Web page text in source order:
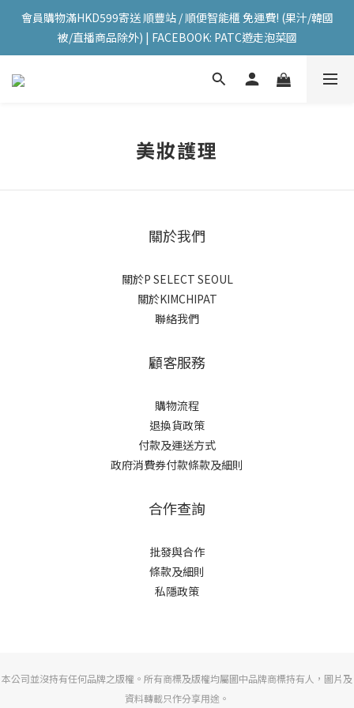
會員購物滿HKD599寄送 順豐站 / 順便智能櫃 免運費! (果汁/韓國
被/直播商品除外) | FACEBOOK: PATC遊走泡菜國
會員購物滿HKD599寄送 順豐站 / 順便智能櫃 免運費! (果汁/韓國
被/直播商品除外) | FACEBOOK: PATC遊走泡菜國
每星期韓國直送香港 🇰🇷🛫🇭🇰  | 即加IG留意最新優惠! ID:
被/直播商品除外) | FACEBOOK: PATC遊走泡菜國
美妝護理
關於我們
關於P SELECT SEOUL
關於KIMCHIPAT
聯絡我們
顧客服務
購物流程
退換貨政策
付款及運送方式
政府消費券付款條款及細則
合作查詢
批發與合作
條款及細則
私隱政策
本公司並沒持有任何品牌之版權。所有商標及版權均屬圖中品牌商標持有人，圖片及
資料轉載只作分享用途。